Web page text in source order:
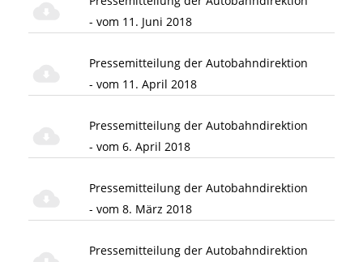
- vom 11. Juni 2018
Pressemitteilung der Autobahndirektion
- vom 11. April 2018
Pressemitteilung der Autobahndirektion
- vom 6. April 2018
Pressemitteilung der Autobahndirektion
- vom 8. März 2018
Pressemitteilung der Autobahndirektion